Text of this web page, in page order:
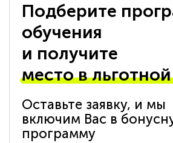
Подберите
обучения
и получите
место в
Оставьте заявку, и мы
включим Вас в
программу